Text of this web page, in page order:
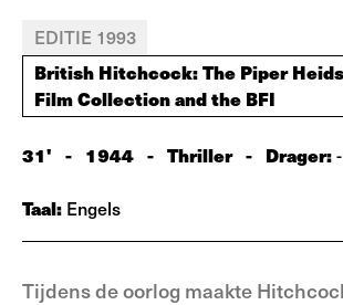
EDITIE 1993
British Hitchcock: The Piper
Film Collection and the BFI
31' - 1944 - Thriller - Drager:-
Taal: Engels
Tijdens de oorlog maakte